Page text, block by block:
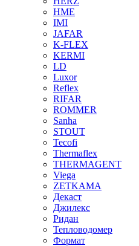
HME
IMI
JAFAR
K-FLEX
KERMI
LD
Luxor
Reflex
RIFAR
ROMMER
Sanha
STOUT
Tecofi
Thermaflex
THERMAGENT
Viega
ZETKAMA
Декаст
Джилекс
Ридан
Тепловодомер
Формат